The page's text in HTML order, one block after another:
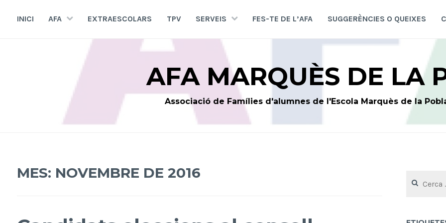
INICI AFA EXTRAESCOLARS TPV SERVEIS FES-TE DE L’AFA SUGGERÈNCIES O QUEIXES
AFA MARQUÈS DE LA
Associació de Famílies d'alumnes de l'Escola Marquès de la
MES: NOVEMBRE DE 2016